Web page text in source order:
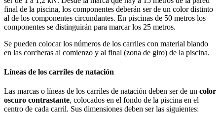
final de la piscina, los componentes deberán ser de un color distinto
al de los componentes circundantes. En piscinas de 50 metros los
componentes se distinguirán para marcar los 25 metros.
Se pueden colocar los números de los carriles con material blando
en las corcheras al comienzo y al final (zona de giro) de la piscina.
Líneas de los carriles de natación
Las marcas o líneas de los carriles de natación deben ser de un color
oscuro contrastante, colocados en el fondo de la piscina en el
centro de cada carril. Sus dimensiones deben ser las siguientes: